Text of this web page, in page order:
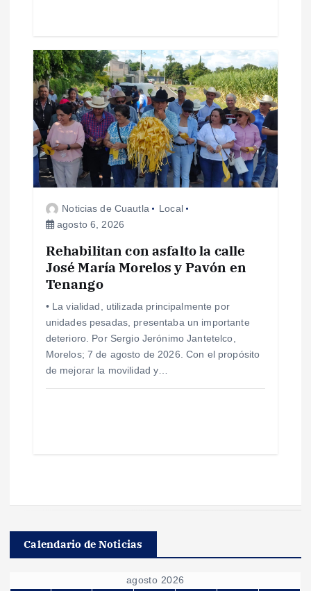
a
s
Noticias de Cuautla
Local
agosto 6, 2026
Rehabilitan con asfalto la calle
José María Morelos y Pavón en
Tenango
• La vialidad, utilizada principalmente por
unidades pesadas, presentaba un importante
deterioro. Por Sergio Jerónimo Jantetelco,
Morelos; 7 de agosto de 2026. Con el propósito
de mejorar la movilidad y…
Calendario de Noticias
agosto 2026